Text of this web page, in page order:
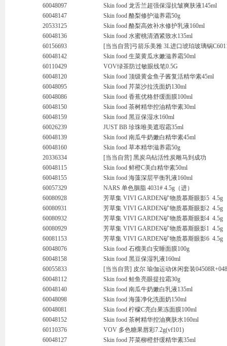
60048097
Skin food 龙舌兰超强保湿抗皱爽肤液145ml
60048147
Skin food 酪梨修护滋养霜50g
20533125
Skin food 酪梨高效补水修护乳液160ml
60048136
Skin food 水蜜桃清酒紧致水135ml
60156693
[当当自营]弓箭乐美雅 3L进口琥珀玻璃锅
60048142
Skin food 生菜黄瓜水嫩滋养霜50ml
60110429
VOV绿茶防过敏眼线笔0.5G
60048120
Skin food 顶级黄金鱼子酱复活精华素45ml
60048095
Skin food 芹菜沙拉洗面奶130ml
60048086
Skin food 香蕉优格舒缓面膜100ml
60048150
Skin food 茶树精华控油精华素30ml
60048159
Skin food 黑豆保湿水160ml
60026239
JUST BB 珍珠唯美遮瑕霜35ml
60048139
Skin food 南瓜牛奶嫩白精华素45ml
60048160
Skin food 草本精华滋养霜50g
20336334
[当当自营] 黑炭乌钻活性炭雕马到成功
60048115
Skin food 鲜橙C美白精华素50ml
60048155
Skin food 海藻深层平衡乳液160ml
60057329
NARS 单色胭脂 4031# 4.5g（进）
60080928
芳草集 VIVI GARDEN矿物质慕斯眼影5 4.5g
60080931
芳草集 VIVI GARDEN矿物质慕斯眼影2 4.5g
60080932
芳草集 VIVI GARDEN矿物质慕斯眼影4 4.5g
60080929
芳草集 VIVI GARDEN矿物质慕斯眼影1 4.5g
60081153
芳草集 VIVI GARDEN矿物质慕斯眼影6 4.5g
60048076
Skin food 石榴美白安睡面膜100g
60048158
Skin food 黑豆保湿乳液160ml
60055833
[当当自营] 皮尔 瑜伽运动休闲套装
60048112
Skin food 鲑鱼亮眼提拉霜30g
60048140
Skin food 南瓜牛奶嫩白乳液135ml
60048098
Skin food 海藻净化洗面奶150ml
60048081
Skin food 柠檬C亮白果冻面膜100ml
60048152
Skin food 茶树精华控油爽肤水160ml
60110376
VOV 多色糖果唇彩7.2g(vf101)
60048127
Skin food 芹菜柳橙舒缓精华素35ml